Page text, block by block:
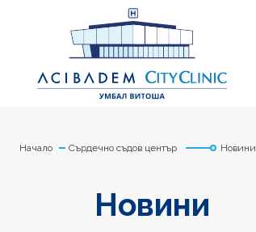
Начало Сърдечно съдов център Новини
Новини